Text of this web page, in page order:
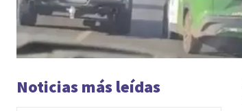
Noticias más leídas